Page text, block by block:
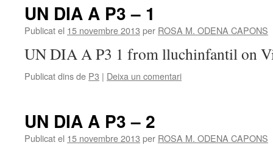
UN DIA A P3 – 1
Publicat el 15 novembre 2013 per ROSA M. ODENA CAPONS
UN DIA A P3 1 from lluchinfantil on
Publicat dins de P3 | Deixa un comentari
UN DIA A P3 – 2
Publicat el 15 novembre 2013 per ROSA M. ODENA CAPONS